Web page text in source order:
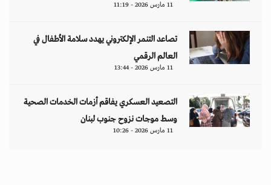
11 مارس 2026 - 11:19
تصاعد التنمر الإلكتروني يهدد سلامة الأطفال في
العالم الرقمي
11 مارس 2026 - 13:44
التصعيد العسكري يفاقم أزمات الخدمات الصحية
وسط موجات نزوح جنوب لبنان
11 مارس 2026 - 10:26